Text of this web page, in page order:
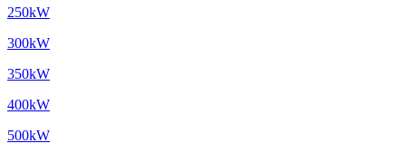
250kW
300kW
350kW
400kW
500kW